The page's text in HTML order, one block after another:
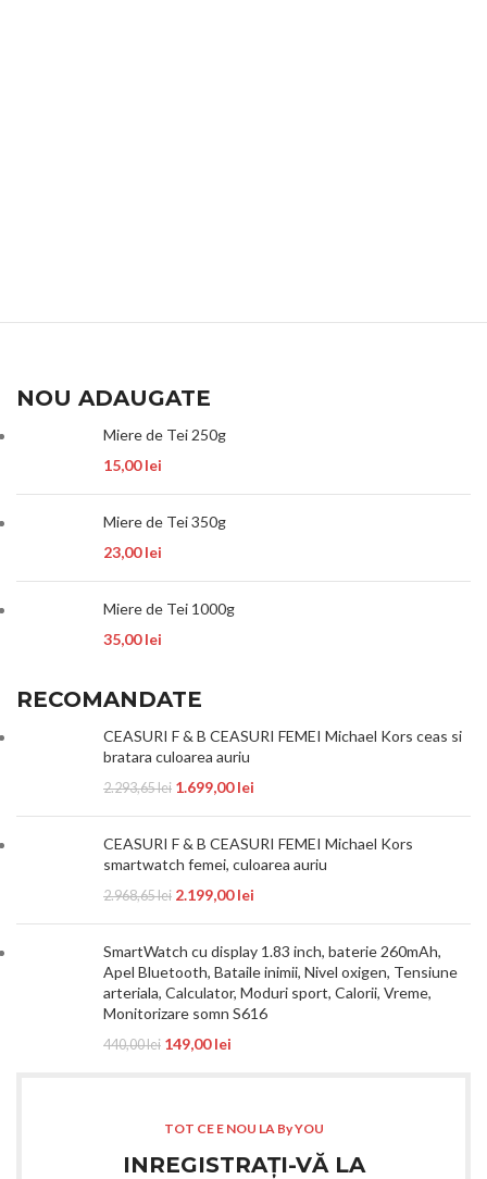
NOU ADAUGATE
Miere de Tei 250g
15,00lei
Miere de Tei 350g
23,00lei
Miere de Tei 1000g
35,00lei
RECOMANDATE
CEASURI F & B CEASURI FEMEI Michael Kors ceas si
bratara culoarea auriu
2.293,65lei 1.699,00lei
CEASURI F & B CEASURI FEMEI Michael Kors
smartwatch femei, culoarea auriu
2.968,65lei 2.199,00lei
SmartWatch cu display 1.83 inch, baterie 260mAh,
Apel Bluetooth, Bataile inimii, Nivel oxigen, Tensiune
arteriala, Calculator, Moduri sport, Calorii, Vreme,
Monitorizare somn S616
440,00lei 149,00lei
TOT CE E NOU LA By YOU
INREGISTRAȚI-VĂ LA